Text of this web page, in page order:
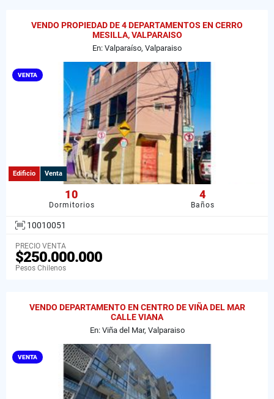
VENDO PROPIEDAD DE 4 DEPARTAMENTOS EN CERRO
MESILLA, VALPARAISO
En: Valparaíso, Valparaiso
VENTA
Edificio Venta
10
Dormitorios
4
Baños
10010051
PRECIO VENTA
$250.000.000
Pesos Chilenos
VENDO DEPARTAMENTO EN CENTRO DE VIÑA DEL MAR
CALLE VIANA
En: Viña del Mar, Valparaiso
VENTA